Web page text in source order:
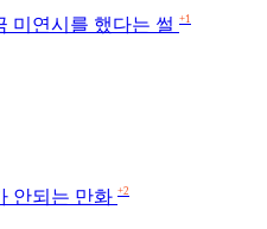
미연시를 했다는 썰 +1
안되는 만화 +2